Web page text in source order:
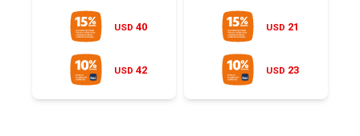
USD 40
USD 42
USD 21
USD 23